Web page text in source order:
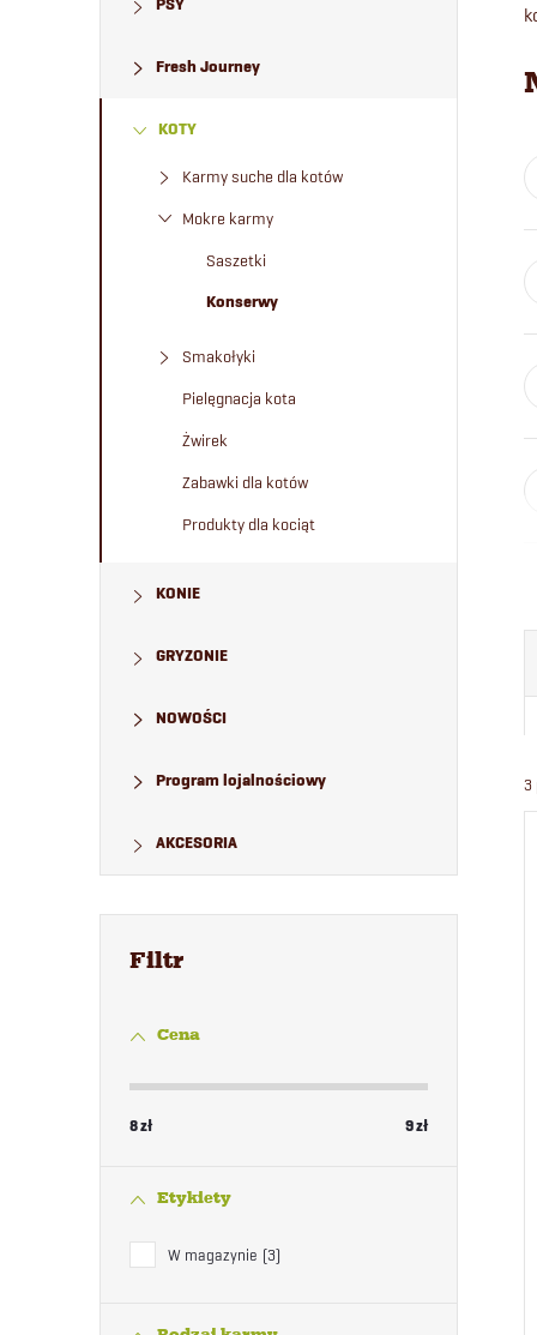
k
PSY
Fresh Journey
KOTY
Karmy suche dla kotów
Mokre karmy
Saszetki
Konserwy
Smakołyki
Pielęgnacja kota
Żwirek
Zabawki dla kotów
Produkty dla kociąt
KONIE
GRYZONIE
NOWOŚCI
Program lojalnościowy
AKCESORIA
Cena
8zł 9zł
Etykiety
W magazynie 3
3